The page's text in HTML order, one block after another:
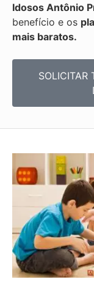
Idosos Antônio
benefício e os
mais baratos.
SOLICITAR